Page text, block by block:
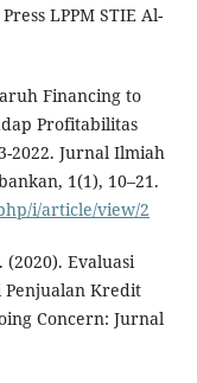
LPPM STIE Al-
Financing to
Profitabilitas
2022. Jurnal Ilmiah
1(1), 10–21.
i/article/view/2
Evaluasi
Penjualan Kredit
Concern: Jurnal